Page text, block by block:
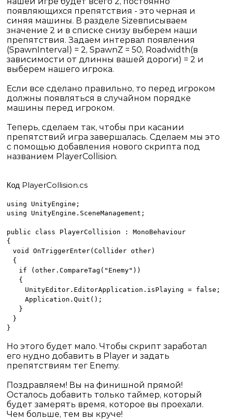
появляющихся препятствия - это черная и
синяя машины. В разделе Sizeвписываем
значение 2 и в списке снизу выберем наши
препятствия. Задаем интервал появления
(Spawn Interval ) = 2, SpawnZ = 50, Roadwidth(в
зависимости от длинны вашей дороги) = 2 и
выберем нашего игрока.
Если все сделано правильно, то перед игроком
должны появляться в случайном порядке
машины перед игроком.
Теперь, сделаем так, чтобы при касании
препятствий игра завершалась. Сделаем мы это
с помощью добавления нового скрипта под
названием PlayerCollision.
Код PlayerCollision.cs
using UnityEngine;
using UnityEngine.SceneManagement;
public class PlayerCollision : MonoBehaviour
{
void OnTriggerEnter(Collider other)
{
if (other.CompareTag("Enemy"))
{
UnityEditor.EditorApplication.isPlaying = false;
Application.Quit();
}
}
}
Но этого будет мало. Чтобы скрипт заработал
его нудно добавить в Player и задать
препятствиям тег Enemy.
Поздравляем! Вы на финишной прямой!
Осталось добавить только таймер, который
будет замерять время, которое вы проехали.
Чем больше, тем вы круче!